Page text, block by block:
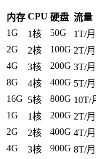
内存 CPU 硬盘 流量
1G
1核 50G 1T/月
2G
2核 100G 2T/月
4G
3核 200G 3T/月
8G
4核 400G 5T/月
16G 5核 800G 10T/
1G
1核 200G 2T/月
2G
2核 400G 4T/月
4G
3核 900G 8T/月